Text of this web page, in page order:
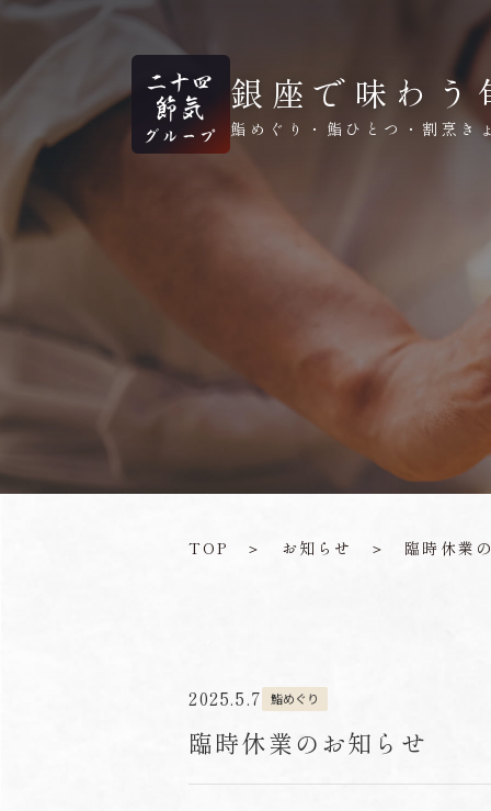
銀座で味わう
鮨めぐり・鮨ひとつ・割烹き
TOP ＞ お知らせ ＞ 臨時休業
2025.5.7 鮨めぐり
臨時休業のお知らせ